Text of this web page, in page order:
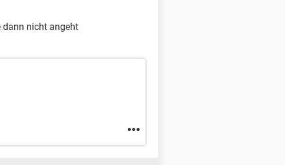
dann nicht angeht